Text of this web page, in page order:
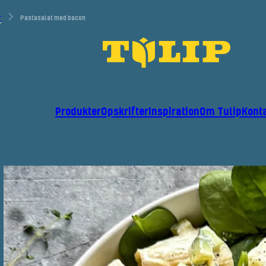
Pastasalat med bacon
ProdukterOpskrifterInspirationOm Tulip